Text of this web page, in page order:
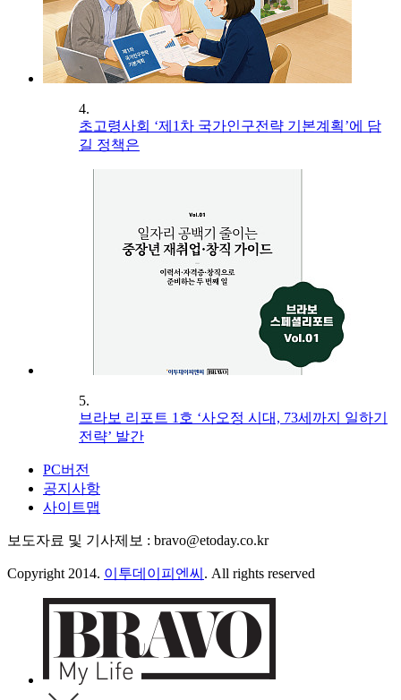
4.
초고령사회 ‘제1차 국가인구전략 기본계획’에 담
길 정책은
5.
브라보 리포트 1호 ‘사오정 시대, 73세까지 일하기
전략’ 발간
PC버전
공지사항
사이트맵
보도자료 및 기사제보 : bravo@etoday.co.kr
Copyright 2014. 이투데이피엔씨 . All rights reserved